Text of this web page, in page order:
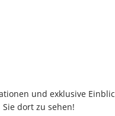
und exklusive
dort zu sehen!